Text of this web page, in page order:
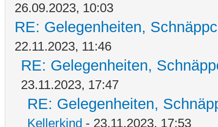
26.09.2023, 10:03
RE: Gelegenheiten,
22.11.2023, 11:46
RE: Gelegenheiten,
23.11.2023, 17:47
RE: Gelegenheiten,
Kellerkind - 23.11.2023, 17:53